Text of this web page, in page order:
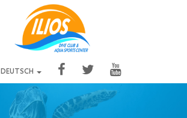
DEUTSCH